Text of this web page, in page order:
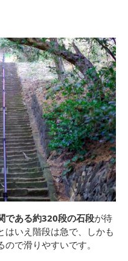
である約320段の石段が待
はいえ階段は急で、しかも
で滑りやすいです。